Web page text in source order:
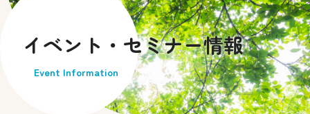
イベント・セミナー情報
Event Information